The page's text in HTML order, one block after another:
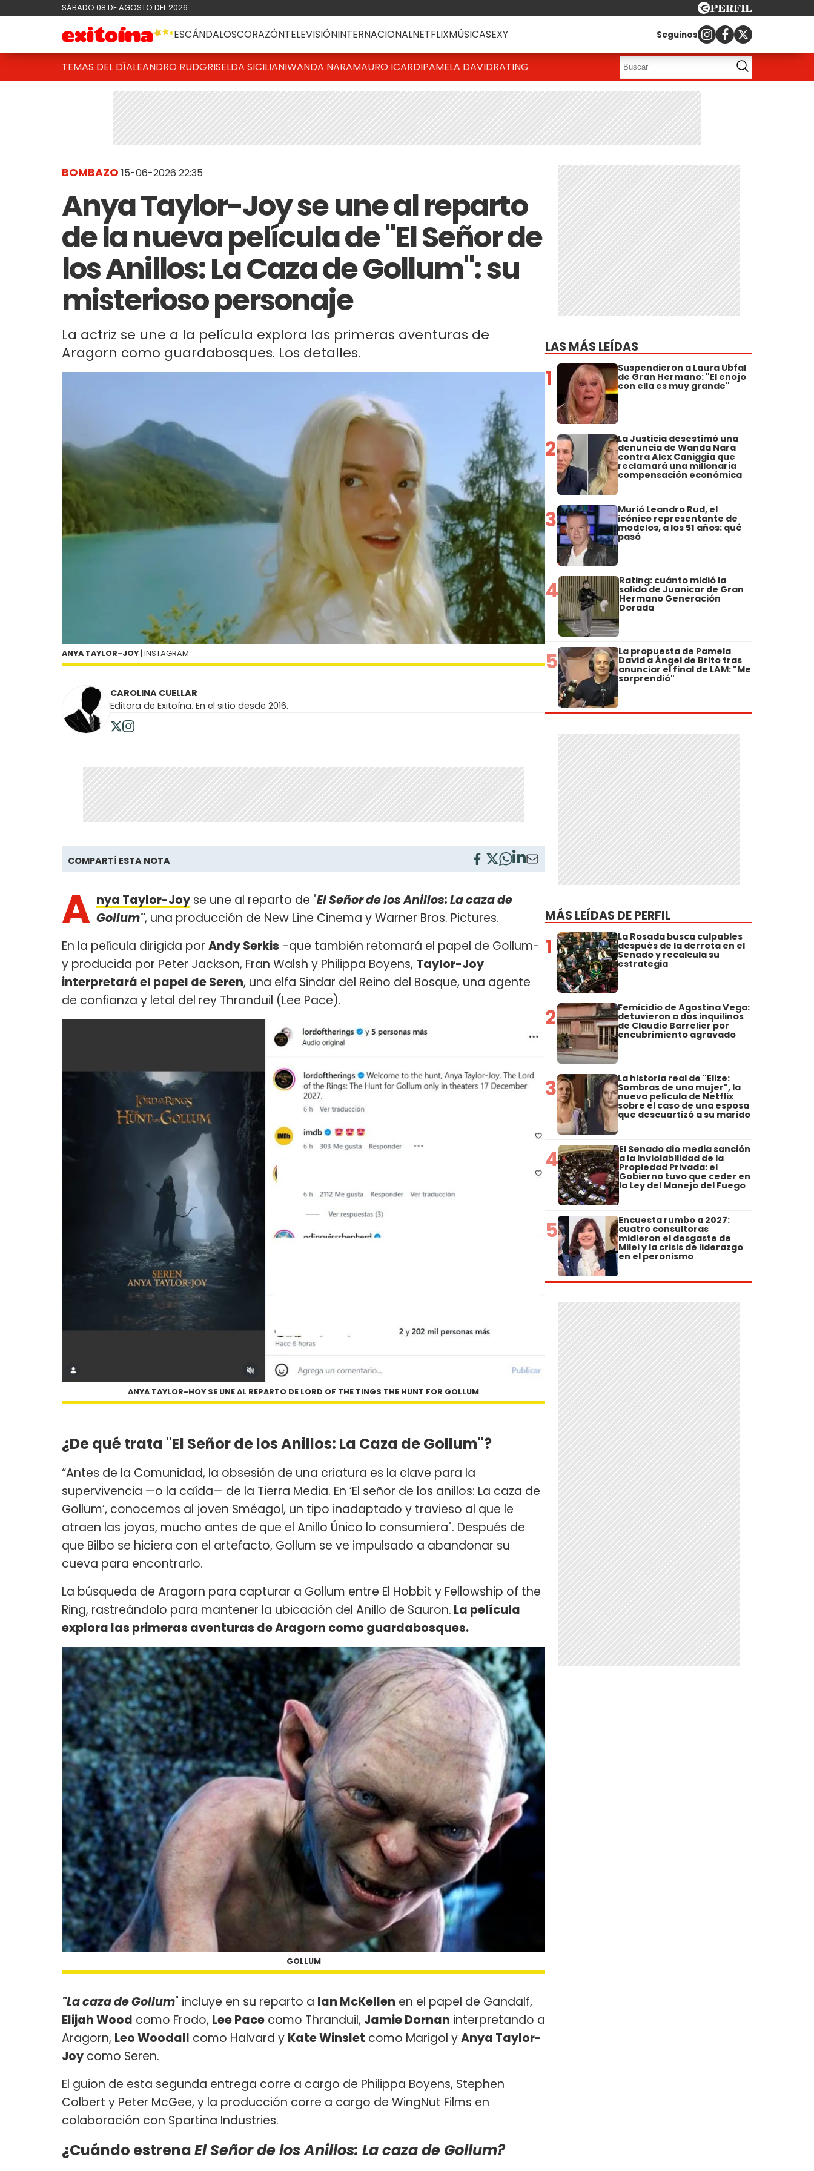
SÁBADO 08 DE AGOSTO DEL 2026
ESCÁNDALOSCORAZÓNTELEVISIÓNINTERNACIONALNETFLIXMÚSICASEXY Seguinos
TEMAS DEL DÍALEANDRO RUDGRISELDA SICILIANIWANDA NARAMAURO ICARDIPAMELA DAVIDRATING
BOMBAZO 15-06-2026 22:35
Anya Taylor-Joy se une al reparto
de la nueva película de "El Señor de
los Anillos: La Caza de Gollum": su
misterioso personaje
La actriz se une a la película explora las primeras aventuras de
Aragorn como guardabosques. Los detalles.
ANYA TAYLOR-JOY| INSTAGRAM
CAROLINA CUELLAR
Editora de Exitoína. En el sitio desde 2016.
COMPARTÍ ESTA NOTA
A nya Taylor-Joy se une al reparto de "El Señor de los Anillos: La caza de
Gollum", una producción de New Line Cinema y Warner Bros. Pictures.
En la película dirigida por Andy Serkis -que también retomará el papel de Gollum-
y producida por Peter Jackson, Fran Walsh y Philippa Boyens, Taylor-Joy
interpretará el papel de Seren, una elfa Sindar del Reino del Bosque, una agente
de confianza y letal del rey Thranduil (Lee Pace).
ANYA TAYLOR-HOY SE UNE AL REPARTO DE LORD OF THE TINGS THE HUNT FOR GOLLUM
¿De qué trata "El Señor de los Anillos: La Caza de Gollum"?
“Antes de la Comunidad, la obsesión de una criatura es la clave para la
supervivencia —o la caída— de la Tierra Media. En ‘El señor de los anillos: La caza de
Gollum’, conocemos al joven Sméagol, un tipo inadaptado y travieso al que le
atraen las joyas, mucho antes de que el Anillo Único lo consumiera". Después de
que Bilbo se hiciera con el artefacto, Gollum se ve impulsado a abandonar su
cueva para encontrarlo.
La búsqueda de Aragorn para capturar a Gollum entre El Hobbit y Fellowship of the
Ring, rastreándolo para mantener la ubicación del Anillo de Sauron. La película
explora las primeras aventuras de Aragorn como guardabosques.
GOLLUM
"La caza de Gollum" incluye en su reparto a Ian McKellen en el papel de Gandalf,
Elijah Wood como Frodo, Lee Pace como Thranduil, Jamie Dornan interpretando a
Aragorn, Leo Woodall como Halvard y Kate Winslet como Marigol yAnya Taylor-
Joy como Seren.
El guion de esta segunda entrega corre a cargo de Philippa Boyens, Stephen
Colbert y Peter McGee, y la producción corre a cargo de WingNut Films en
colaboración con Spartina Industries.
¿Cuándo estrenaEl Señor de los Anillos: La caza de Gollum?
LAS MÁS LEÍDAS
1 Suspendieron a Laura Ubfal
de Gran Hermano: "El enojo
con ella es muy grande"
2 La Justicia desestimó una
denuncia de Wanda Nara
contra Alex Caniggia que
reclamará una millonaria
compensación económica
3 Murió Leandro Rud, el
icónico representante de
modelos, a los 51 años: qué
pasó
4 Rating: cuánto midió la
salida de Juanicar de Gran
Hermano Generación
Dorada
5 La propuesta de Pamela
David a Ángel de Brito tras
anunciar el final de LAM: "Me
sorprendió"
MÁS LEÍDAS DE PERFIL
1 La Rosada busca culpables
después de la derrota en el
Senado y recalcula su
estrategia
2 Femicidio de Agostina Vega:
detuvieron a dos inquilinos
de Claudio Barrelier por
encubrimiento agravado
3 La historia real de "Elize:
Sombras de una mujer", la
nueva película de Netflix
sobre el caso de una esposa
que descuartizó a su marido
4 El Senado dio media sanción
a la Inviolabilidad de la
Propiedad Privada: el
Gobierno tuvo que ceder en
la Ley del Manejo del Fuego
5 Encuesta rumbo a 2027:
cuatro consultoras
midieron el desgaste de
Milei y la crisis de liderazgo
en el peronismo